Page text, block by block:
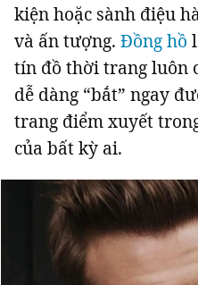
kiện hoặc sành điệu
và ấn tượng. Đồng hồ
tín đồ thời trang luôn
dễ dàng “bắt” ngay
trang điểm xuyết
của bất kỳ ai.